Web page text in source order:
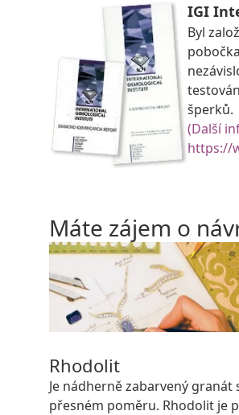
IGI
Byl
šperků.
(Další
https://
Máte zájem o
Rhodolit
Je nádherně zabarvený
přesném poměru. Rhodolit je